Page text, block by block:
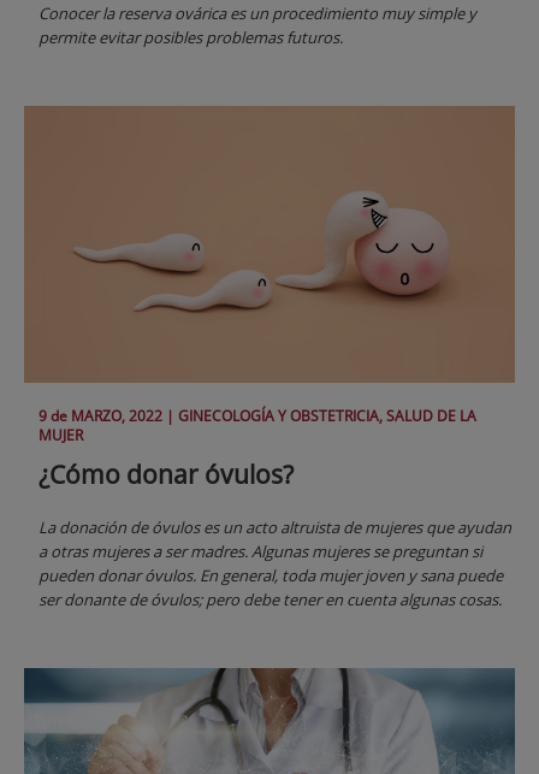
Conocer la reserva ovárica es un procedimiento muy simple y
permite evitar posibles problemas futuros.
9 de MARZO, 2022 | GINECOLOGÍA Y OBSTETRICIA, SALUD DE LA
MUJER
¿Cómo donar óvulos?
La donación de óvulos es un acto altruista de mujeres que ayudan
a otras mujeres a ser madres. Algunas mujeres se preguntan si
pueden donar óvulos. En general, toda mujer joven y sana puede
ser donante de óvulos; pero debe tener en cuenta algunas cosas.